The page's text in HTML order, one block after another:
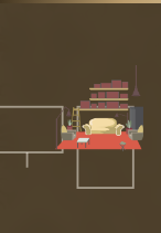
Перейти